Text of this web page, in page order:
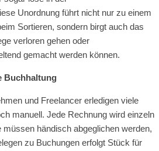
Unordnung führt nicht nur zu einem
Sortieren, sondern birgt auch das
verloren gehen oder
gemacht werden können.
Buchhaltung
und Freelancer erledigen viele
manuell. Jede Rechnung wird einzeln
müssen händisch abgeglichen werden,
zu Buchungen erfolgt Stück für